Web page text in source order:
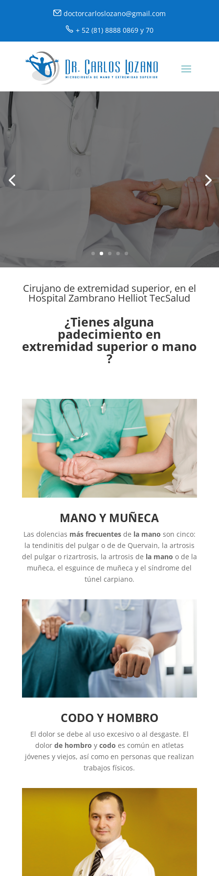
doctorcarloslozano@gmail.com
+ 52 (81) 8888 0869 y 70
RECUPERA LA FUERZA
EN TUS MANOS
Cirujano de extremidad superior, en el
Hospital Zambrano Helliot TecSalud
¿Tienes alguna
padecimiento en
extremidad superior o mano
?
MANO Y MUÑECA
Las dolencias más frecuentesde la mano son cinco:
la tendinitis del pulgar o de de Quervain, la artrosis
del pulgar o rizartrosis, la artrosis de la mano o de la
muñeca, el esguince de muñeca y el síndrome del
túnel carpiano.
CODO Y HOMBRO
El dolor se debe al uso excesivo o al desgaste. El
dolor de hombro y codo es común en atletas
jóvenes y viejos, así como en personas que realizan
trabajos físicos.